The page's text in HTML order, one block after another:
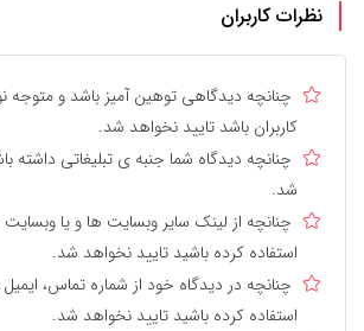
نظرات کاربران
چنانچه دیدگاهی توهین آمیز باشد و متوجه
کاربران باشد تایید نخواهد شد.
چنانچه دیدگاه شما جنبه ی تبلیغاتی داشته
شد.
چنانچه از لینک سایر وبسایت ها و یا
استفاده کرده باشید تایید نخواهد شد.
چنانچه در دیدگاه خود از شماره تماس، ایمیل
استفاده کرده باشید تایید نخواهد شد.